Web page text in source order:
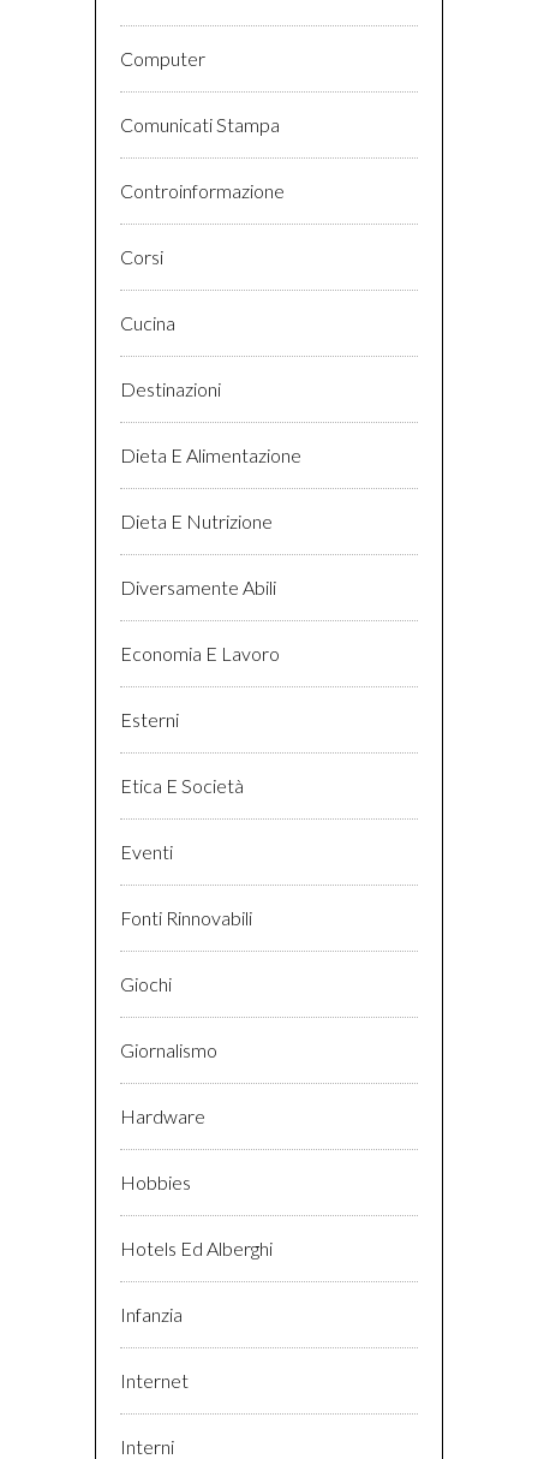
Computer
Comunicati Stampa
Controinformazione
Corsi
Cucina
Destinazioni
Dieta E Alimentazione
Dieta E Nutrizione
Diversamente Abili
Economia E Lavoro
Esterni
Etica E Società
Eventi
Fonti Rinnovabili
Giochi
Giornalismo
Hardware
Hobbies
Hotels Ed Alberghi
Infanzia
Internet
Interni